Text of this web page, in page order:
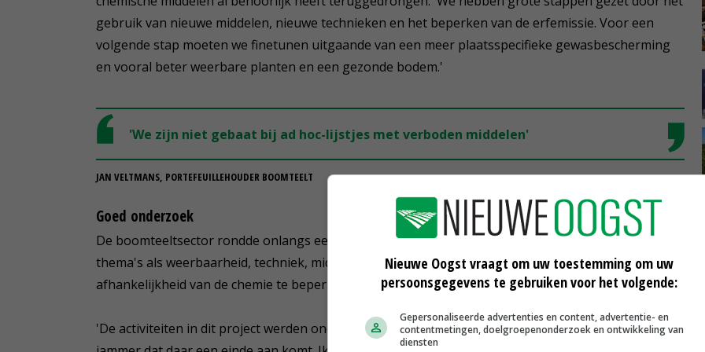
gebruik van nieuwe middelen, nieuwe technieken en het beperken van de erfemissie. Voor een
volgende stap moeten we finetunen uitgaande van een meer plaatsspecifieke gewasbescherming
en vooral beter weerbare planten en een gezonde bodem.'
'We zijn niet gebaat bij ad hoc-lijstjes met verboden middelen'
JAN VELTMANS, PORTEFEUILLEHOUDER BOOMTEELT
Goed onderzoek
De boomteeltsector rondde onlangs een succesvol koepelproject Plantgezondheid af. Daarin is via
thema's als weerbaarheid, techniek, middelenpakket en gezonde bodem geprobeerd om de
afhankelijkheid van de chemie te beperken.
'De activiteiten in dit project werden ondersteund vanuit het onderzoek', vertelt Veltmans. 'Het is
Nieuwe Oogst vraagt om uw toestemming om uw
persoonsgegevens te gebruiken voor het volgende:
Gepersonaliseerde advertenties en content, advertentie- en
contentmetingen, doelgroepenonderzoek en ontwikkeling van
diensten